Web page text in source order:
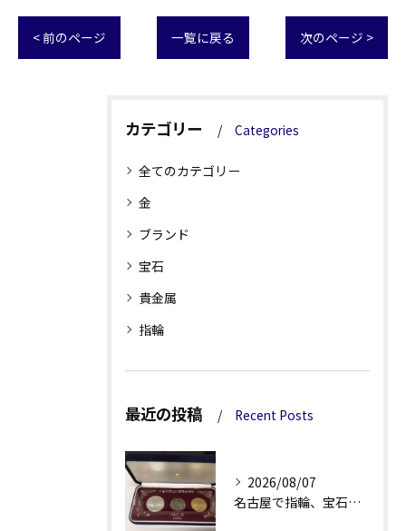
< 前のページ 一覧に戻る 次のページ >
カテゴリー Categories
全てのカテゴリー
金
ブランド
宝石
貴金属
指輪
最近の投稿 Recent Posts
2026/08/07
名古屋で指輪、宝石買取なら当店で！！。